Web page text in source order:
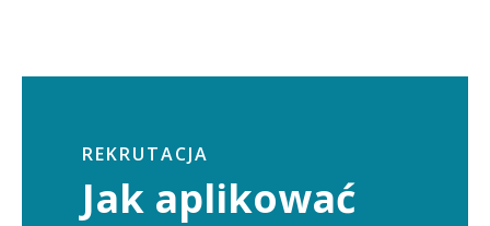
REKRUTACJA
Jak aplikować